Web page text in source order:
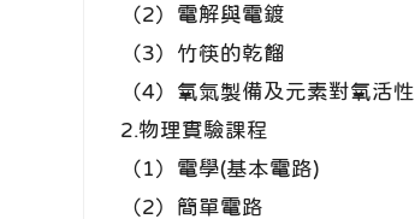
（2）電解與電鍍
（3）竹筷的乾餾
（4）氧氣製備及元素對氧活性
2.物理實驗課程
（1）電學(基本電路)
（2）簡單電路